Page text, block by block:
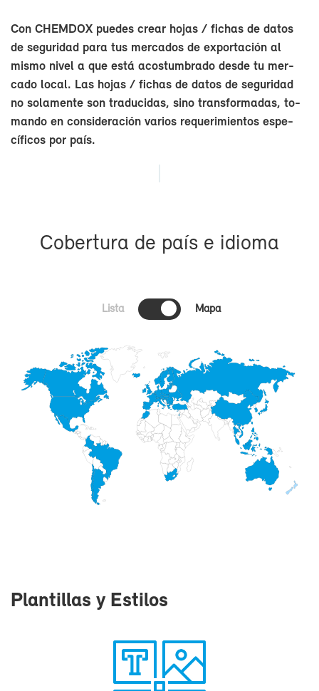
Con CHEM­DOX pue­des crear ho­jas / fi­chas de da­tos
de se­gu­ri­dad pa­ra tus mer­ca­dos de ex­por­ta­ción al
mis­mo ni­vel a que es­tá acos­tum­bra­do des­de tu mer­
ca­do lo­cal. Las ho­jas / fi­chas de da­tos de se­gu­ri­dad
no so­la­men­te son tra­du­ci­das, sino trans­for­ma­das, to­
man­do en con­si­de­ra­ción va­rios re­que­ri­mien­tos es­pe­
cí­fi­cos por país.
Co­ber­tu­ra de país e idio­ma
Lista Mapa
Plan­ti­llas y Es­ti­los